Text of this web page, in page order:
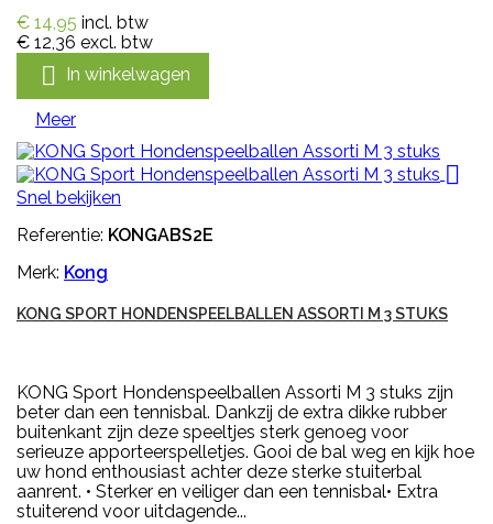
€ 14,95 incl. btw
€ 12,36 excl. btw
 In winkelwagen
Meer

Snel bekijken
Referentie: KONGABS2E
Merk: Kong
KONG SPORT HONDENSPEELBALLEN ASSORTI M 3 STUKS
KONG Sport Hondenspeelballen Assorti M 3 stuks zijn
beter dan een tennisbal. Dankzij de extra dikke rubber
buitenkant zijn deze speeltjes sterk genoeg voor
serieuze apporteerspelletjes. Gooi de bal weg en kijk hoe
uw hond enthousiast achter deze sterke stuiterbal
aanrent. • Sterker en veiliger dan een tennisbal• Extra
stuiterend voor uitdagende...